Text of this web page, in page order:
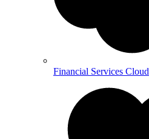
Financial Services Cloud